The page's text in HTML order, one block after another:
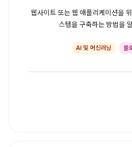
웹사이트 또는 웹 애플리케이션을
스템을 구축하는 방법을
AI 및 머신러닝 블